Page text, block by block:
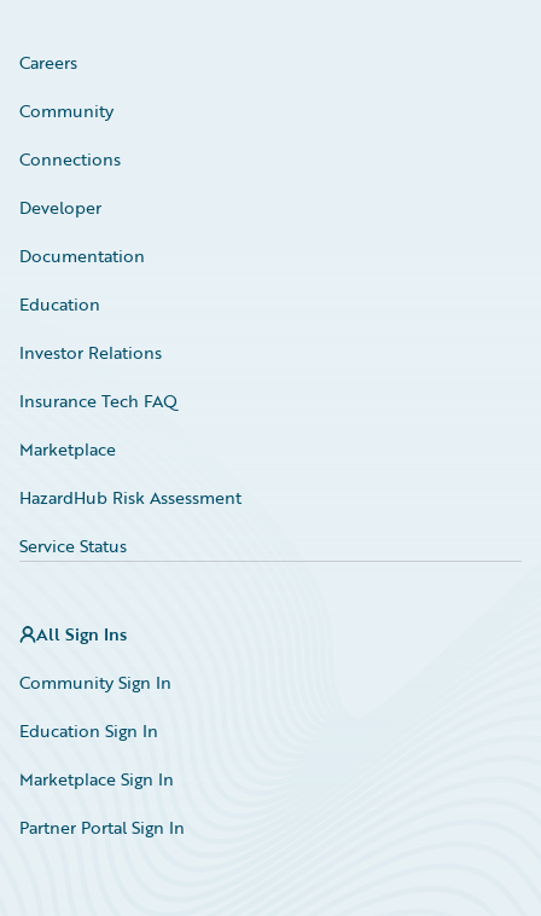
Careers
Community
Connections
Developer
Documentation
Education
Investor Relations
Insurance Tech FAQ
Marketplace
HazardHub Risk Assessment
Service Status
All Sign Ins
Community Sign In
Education Sign In
Marketplace Sign In
Partner Portal Sign In